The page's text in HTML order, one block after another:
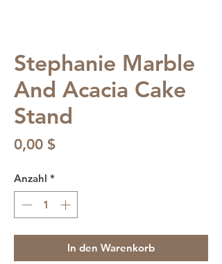
Stephanie Marble
And Acacia Cake
Stand
0,00 $Preis
Anzahl *
In den Warenkorb